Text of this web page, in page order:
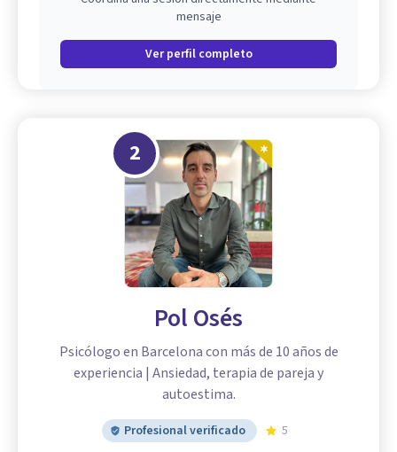
mensaje
Ver perfil completo
2
Pol Osés
Psicólogo en Barcelona con más de 10 años de
experiencia | Ansiedad, terapia de pareja y
autoestima.
Profesional verificado 5